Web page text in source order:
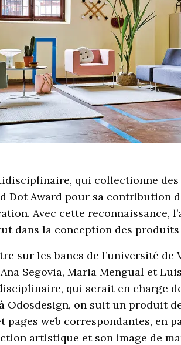
qui collectionne
Dot Award pour sa contribution
Avec cette reconnaissance,
dans la conception des
sur les bancs de l’université de
Segovia, Maria Mengual et
qui serait en charge
Odosdesign, on suit un produit
pages web correspondantes, en
artistique et son image de